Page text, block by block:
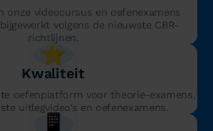
onze videocursus en oefenexamens
volgens de nieuwste CBR-
richtlijnen.
⭐️
Kwaliteit
oefenplatform voor theorie-examens,
uitlegvideo’s en oefenexamens.
📱